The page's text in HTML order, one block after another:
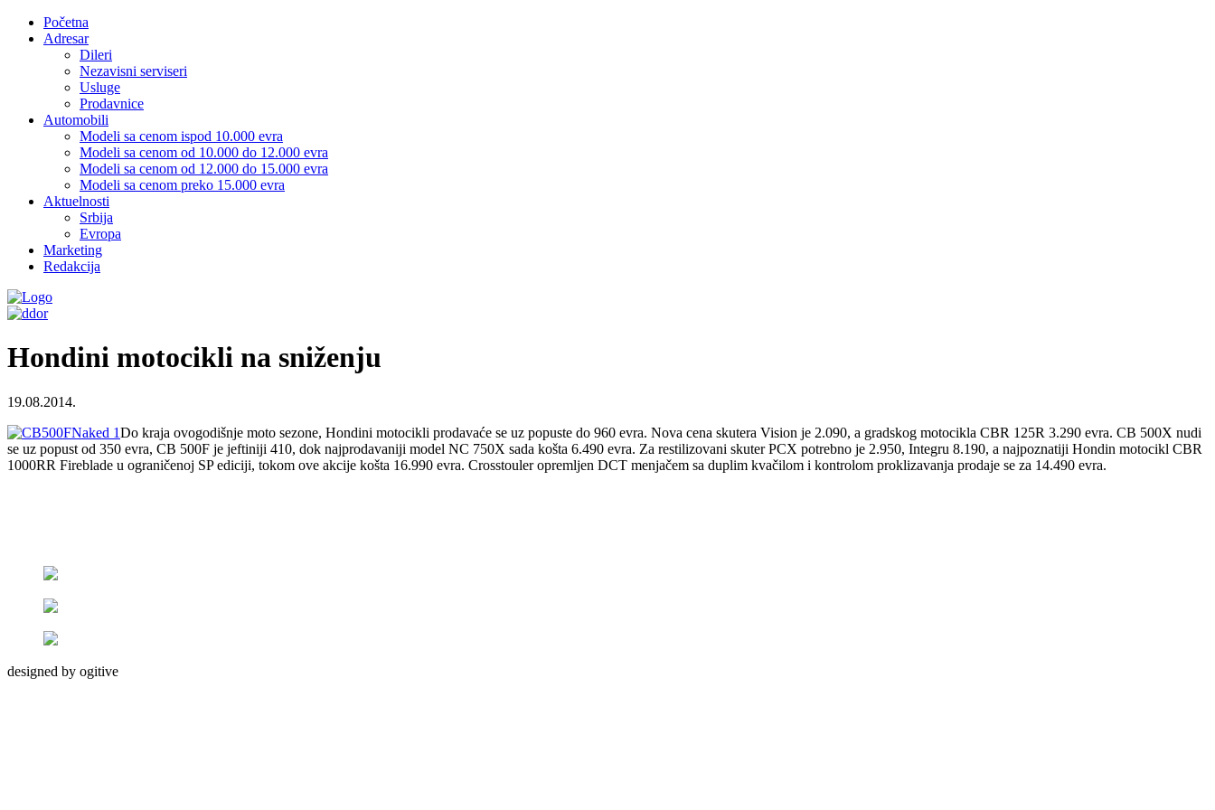
Početna
Adresar
Dileri
Nezavisni serviseri
Usluge
Prodavnice
Automobili
Modeli sa cenom ispod 10.000 evra
Modeli sa cenom od 10.000 do 12.000 evra
Modeli sa cenom od 12.000 do 15.000 evra
Modeli sa cenom preko 15.000 evra
Aktuelnosti
Srbija
Evropa
Marketing
Redakcija
Hondini motocikli na sniženju
19.08.2014.
Do kraja ovogodišnje moto sezone, Hondini motocikli prodavaće se uz popuste do 960 evra. Nova cena skutera Vision je 2.090, a gradskog motocikla CBR 125R 3.290 evra. CB 500X nudi
se uz popust od 350 evra, CB 500F je jeftiniji 410, dok najprodavaniji model NC 750X sada košta 6.490 evra. Za restilizovani skuter PCX potrebno je 2.950, Integru 8.190, a najpoznatiji Hondin motocikl CBR
1000RR Fireblade u ograničenoj SP ediciji, tokom ove akcije košta 16.990 evra. Crosstouler opremljen DCT menjačem sa duplim kvačilom i kontrolom proklizavanja prodaje se za 14.490 evra.
designed by ogitive